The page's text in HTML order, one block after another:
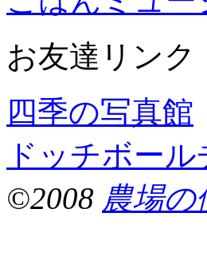
お友達リンク
四季の写真館
ドッチボー
©2008 農場